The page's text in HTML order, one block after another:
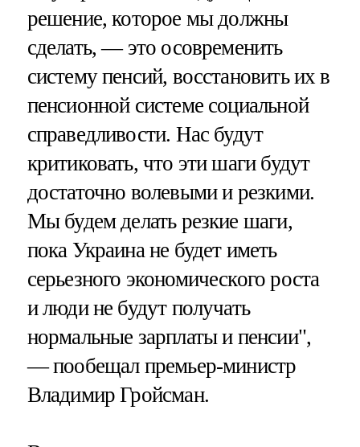
решение, которое мы должны
сделать, — это осовременить
систему пенсий, восстановить их в
пенсионной системе социальной
справедливости. Нас будут
критиковать, что эти шаги будут
достаточно волевыми и резкими.
Мы будем делать резкие шаги,
пока Украина не будет иметь
серьезного экономического роста
и люди не будут получать
нормальные зарплаты и пенсии",
— пообещал премьер-министр
Владимир Гройсман.